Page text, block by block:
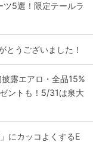
ツ5選！限定テールラ
とうございました！
露エアロ・全品15%
ントも！5/31は泉大
にカッコよくするE